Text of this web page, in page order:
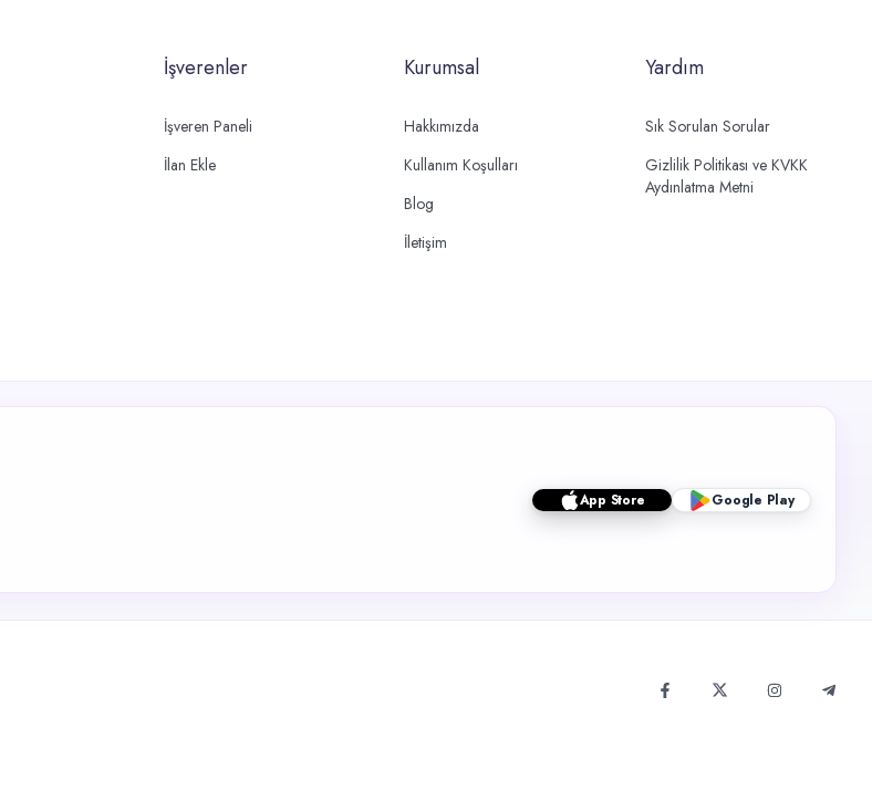
İşverenler
İşveren Paneli
İlan Ekle
Kurumsal
Hakkımızda
Kullanım Koşulları
Blog
İletişim
Yardım
Sık Sorulan Sorular
Gizlilik Politikası ve KVKK
Aydınlatma Metni
App Store Google Play